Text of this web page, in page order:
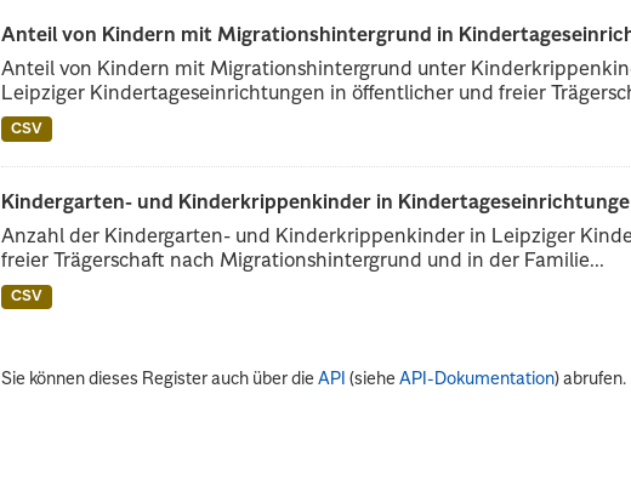
Anteil von Kindern mit Migrationshintergrund in
Anteil von Kindern mit Migrationshintergrund unter
Leipziger Kindertageseinrichtungen in öffentlicher und freier
CSV
Kindergarten- und Kinderkrippenkinder in
Anzahl der Kindergarten- und Kinderkrippenkinder in Leipziger
freier Trägerschaft nach Migrationshintergrund und in der Familie...
CSV
Sie können dieses Register auch über dieAPI (sieheAPI-Dokumentation) abrufen.